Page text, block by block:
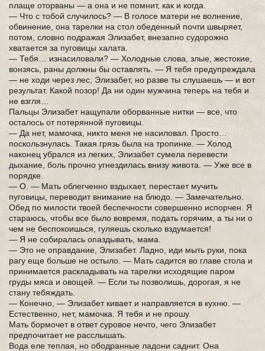
плаще оторваны — а она и не помнит, как и когда.
— Что с тобой случилось? — В голосе матери не волнение,
обвинение, она тарелки на стол обеденный почти швыряет,
потом, словно подражая Элизабет, внезапно судорожно
хватается за пуговицы халата.
— Тебя… изнасиловали? — Холодные слова, злые, жестокие,
вонзясь, раны должны бы оставлять. — Я тебя предупреждала
— не ходи через лес, Элизабет, но разве ты слушаешь — и вот
результат. Какой позор! Да ни один мужчина теперь на тебя и
не взгля…
Пальцы Элизабет нащупали оборванные нитки — все, что
осталось от потерянной пуговицы.
— Да нет, мамочка, никто меня не насиловал. Просто…
поскользнулась. Такая грязь была на тропинке. — Холод
наконец убрался из легких, Элизабет сумела перевести
дыхание, боль прочно угнездилась внизу живота. — Уже все в
порядке.
— О. — Мать облегченно вздыхает, перестает мучить
пуговицы, переводит внимание на блюдо. — Замечательно.
Обед по милости твоей беспечности совершенно испорчен. Я
стараюсь, чтобы все было вовремя, подать горячим, а ты ни о
чем не беспокоишься, гуляешь сколько вздумается!
— Я не собиралась опаздывать, мама.
— Это не оправдание, Элизабет. Ладно, иди мыть руки, пока
рагу еще больше не остыло. — Мать садится во главе стола и
принимается раскладывать на тарелки исходящие паром
груды мяса и овощей. — Если ты позволишь, дорогая, я не
стану тебяждать.
— Конечно, — Элизабет кивает и направляется в кухню. —
Естественно, нет, мамочка. Я тебя и не прошу.
Мать бормочет в ответ суровое нечто, чего Элизабет
предпочитает не расслышать.
Вода еле теплая, но ободранные ладони саднит. Она